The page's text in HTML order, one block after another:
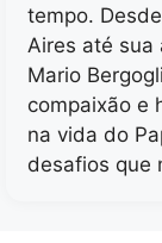
tempo.
Aires até sua
Mario
compaixão e
na vida do
desafios que